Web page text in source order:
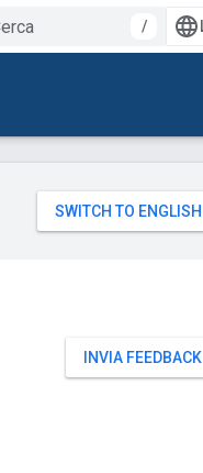
/
INVIA FEEDBACK